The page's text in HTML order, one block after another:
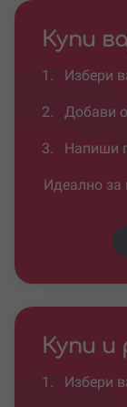
Купи
1. Избери
2. Добави
3. Напиши
Идеално
Купи и
1. Избери